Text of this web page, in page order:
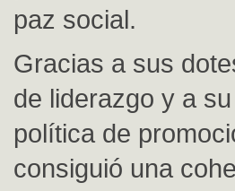
paz social.
Gracias a sus
de liderazgo y a su
política de
consiguió una